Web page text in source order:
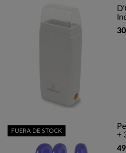
+
FUERA DE STOCK